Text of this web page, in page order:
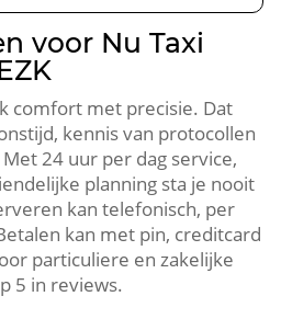
voor Nu Taxi
comfort met precisie. Dat
kennis van protocollen
24 uur per dag service,
planning sta je nooit
kan telefonisch, per
kan met pin, creditcard
particuliere en zakelijke
5 in reviews.